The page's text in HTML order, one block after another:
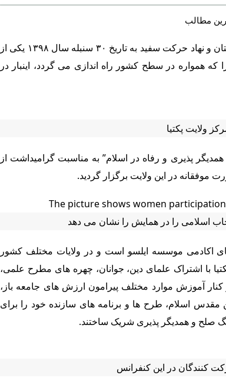
مطالب
موسسه مطالعات اقتصادی و‌ حقوقی افغانستان و‌ نهاد حرکت سفید به تاریخ ۳۰ سنبله سال ۱۳۹۸ یکی از
همواره در سطح کشور راه اندازی می گردد، اینبار در
ولایت پکتیا
پذیری و رفاه در اسلام” به مناسبت گرامیداشت از
اسلامی را در همایش را نشان می دهد
اکادمی موسسه ایلسو است و در ولایات مختلف کشور
با اشتراک علمای دین، جوانان، چهره های مطرح علمی،
آموزش موارد مختلف پیرامون ارزش های جامعه باز،
اسلام، طرح ها و برنامه های سازنده خود را برای
صلح و همدیگر پذیری شریک ساختند.
کنندگان در این کنفرانس